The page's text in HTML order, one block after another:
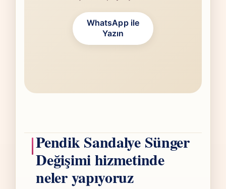
WhatsApp ile
Yazın
Pendik Sandalye Sünger
Değişimi hizmetinde
neler yapıyoruz